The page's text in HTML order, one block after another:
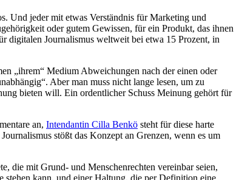
Und jeder mit etwas Verständnis für Marketing und
oder gutem Gewissen, für ein Produkt, das ihnen
digitalen Journalismus weltweit bei etwa 15 Prozent, in
„ihrem“ Medium Abweichungen nach der einen oder
Aber man muss nicht lange lesen, um zu
bieten will. Ein ordentlicher Schuss Meinung gehört für
an, Intendantin Cilla Benkö steht für diese harte
stößt das Konzept an Grenzen, wenn es um
die mit Grund- und Menschenrechten vereinbar seien,
stehen kann, und einer Haltung, die per Definition eine